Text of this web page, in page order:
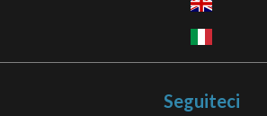
Seguiteci